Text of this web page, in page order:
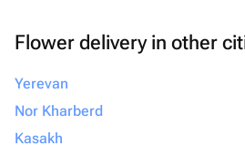
Flower delivery in other
Yerevan
Nor Kharberd
Kasakh